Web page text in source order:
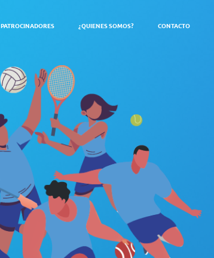
PATROCINADORES ¿QUIENES SOMOS? CONTACTO